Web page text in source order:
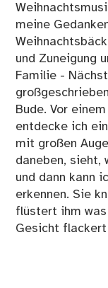
meine
und Zuneigung
Familie -
Bude. Vor
entdecke ich
mit großen
daneben, sieht,
und dann kann
erkennen. Sie
flüstert ihm was
Gesicht